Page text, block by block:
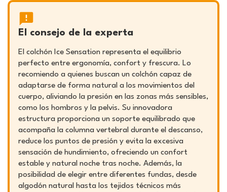
El consejo de la experta
El colchón Ice Sensation representa el equilibrio
perfecto entre ergonomía, confort y frescura. Lo
recomiendo a quienes buscan un colchón capaz de
adaptarse de forma natural a los movimientos del
cuerpo, aliviando la presión en las zonas más sensibles,
como los hombros y la pelvis. Su innovadora
estructura proporciona un soporte equilibrado que
acompaña la columna vertebral durante el descanso,
reduce los puntos de presión y evita la excesiva
sensación de hundimiento, ofreciendo un confort
estable y natural noche tras noche. Además, la
posibilidad de elegir entre diferentes fundas, desde
algodón natural hasta los tejidos técnicos más